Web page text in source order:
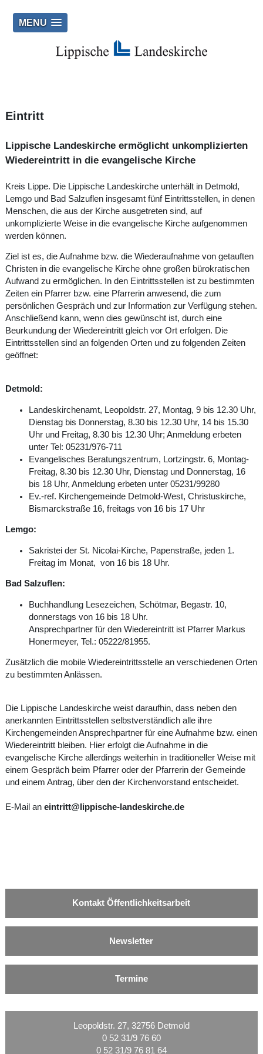
MENU
Eintritt
Lippische Landeskirche ermöglicht unkomplizierten
Wiedereintritt in die evangelische Kirche
Kreis Lippe. Die Lippische Landeskirche unterhält in Detmold,
Lemgo und Bad Salzuflen insgesamt fünf Eintrittsstellen, in denen
Menschen, die aus der Kirche ausgetreten sind, auf
unkomplizierte Weise in die evangelische Kirche aufgenommen
werden können.
Ziel ist es, die Aufnahme bzw. die Wiederaufnahme von getauften
Christen in die evangelische Kirche ohne großen bürokratischen
Aufwand zu ermöglichen. In den Eintrittsstellen ist zu bestimmten
Zeiten ein Pfarrer bzw. eine Pfarrerin anwesend, die zum
persönlichen Gespräch und zur Information zur Verfügung stehen.
Anschließend kann, wenn dies gewünscht ist, durch eine
Beurkundung der Wiedereintritt gleich vor Ort erfolgen. Die
Eintrittsstellen sind an folgenden Orten und zu folgenden Zeiten
geöffnet:
Detmold:
Landeskirchenamt, Leopoldstr. 27, Montag, 9 bis 12.30 Uhr,
Dienstag bis Donnerstag, 8.30 bis 12.30 Uhr, 14 bis 15.30
Uhr und Freitag, 8.30 bis 12.30 Uhr; Anmeldung erbeten
unter Tel: 05231/976-711
Evangelisches Beratungszentrum, Lortzingstr. 6, Montag-
Freitag, 8.30 bis 12.30 Uhr, Dienstag und Donnerstag, 16
bis 18 Uhr, Anmeldung erbeten unter 05231/99280
Ev.-ref. Kirchengemeinde Detmold-West, Christuskirche,
Bismarckstraße 16, freitags von 16 bis 17 Uhr
Lemgo:
Sakristei der St. Nicolai-Kirche, Papenstraße, jeden 1.
Freitag im Monat, von 16 bis 18 Uhr.
Bad Salzuflen:
Buchhandlung Lesezeichen, Schötmar, Begastr. 10,
donnerstags von 16 bis 18 Uhr.
Ansprechpartner für den Wiedereintritt ist Pfarrer Markus
Honermeyer, Tel.: 05222/81955.
Zusätzlich die mobile Wiedereintrittsstelle an verschiedenen Orten
zu bestimmten Anlässen.
Die Lippische Landeskirche weist daraufhin, dass neben den
anerkannten Eintrittsstellen selbstverständlich alle ihre
Kirchengemeinden Ansprechpartner für eine Aufnahme bzw. einen
Wiedereintritt bleiben. Hier erfolgt die Aufnahme in die
evangelische Kirche allerdings weiterhin in traditioneller Weise mit
einem Gespräch beim Pfarrer oder der Pfarrerin der Gemeinde
und einem Antrag, über den der Kirchenvorstand entscheidet.
E-Mail an eintritt@lippische-landeskirche.de
Kontakt Öffentlichkeitsarbeit
Newsletter
Termine
Leopoldstr. 27, 32756 Detmold
0 52 31/9 76 60
0 52 31/9 76 81 64